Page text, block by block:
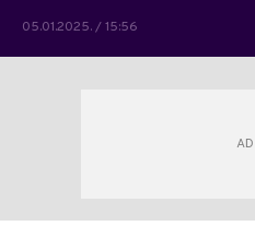
05.01.2025. / 15:56